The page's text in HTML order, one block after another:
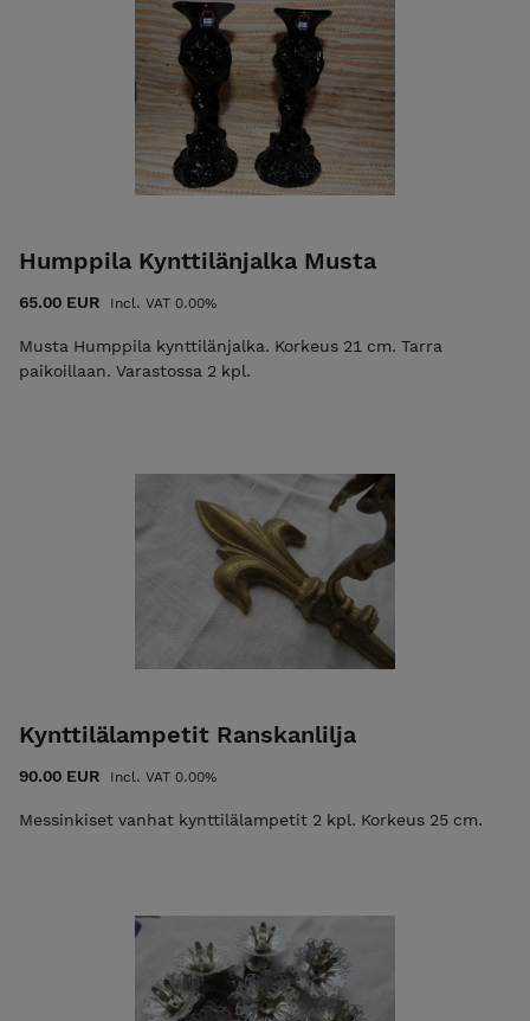
Humppila Kynttilänjalka Musta
65.00 EUR Incl. VAT 0.00%
Musta Humppila kynttilänjalka. Korkeus 21 cm. Tarra
paikoillaan. Varastossa 2 kpl.
Kynttilälampetit Ranskanlilja
90.00 EUR Incl. VAT 0.00%
Messinkiset vanhat kynttilälampetit 2 kpl. Korkeus 25 cm.